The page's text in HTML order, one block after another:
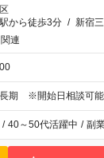
から徒歩3分 / 新宿
連
長期 ※開始日相談可
/ 40～50代活躍中 / 副